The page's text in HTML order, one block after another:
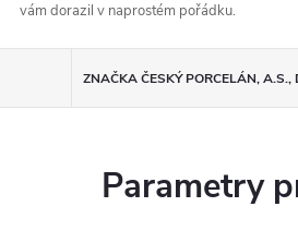
vám dorazil v naprostém pořádku.
ZNAČKAČESKÝ PORCELÁN, A.S.,
Parametry